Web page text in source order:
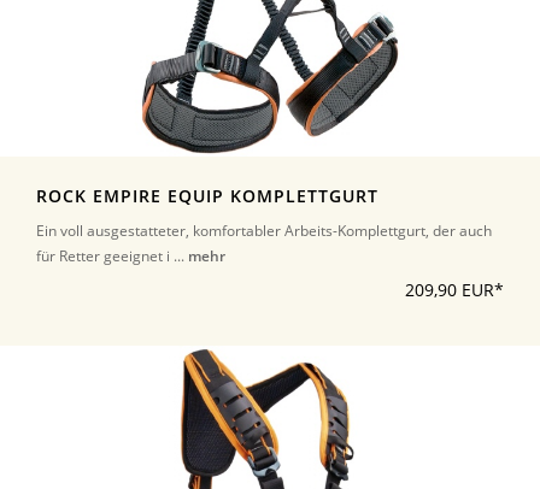
ROCK EMPIRE EQUIP KOMPLETTGURT
Ein voll ausgestatteter, komfortabler Arbeits-Komplettgurt, der auch
für Retter geeignet i ... mehr
209,90 EUR*